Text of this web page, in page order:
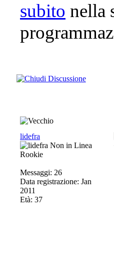
subito nella
lidefra
Rookie
Messaggi: 26
Data registrazione: Jan
2011
Età: 37